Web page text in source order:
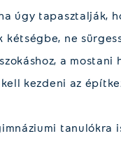
úgy tapasztalják,
kétségbe, ne
a
kezdeni az
tanulókra